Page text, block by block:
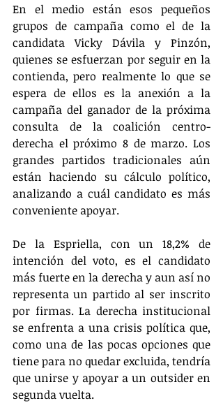
En el medio están esos pequeños
grupos de campaña como el de la
candidata Vicky Dávila y Pinzón,
quienes se esfuerzan por seguir en la
contienda, pero realmente lo que se
espera de ellos es la anexión a la
campaña del ganador de la próxima
consulta de la coalición centro-
derecha el próximo 8 de marzo. Los
grandes partidos tradicionales aún
están haciendo su cálculo político,
analizando a cuál candidato es más
conveniente apoyar.
De la Espriella, con un 18,2% de
intención del voto, es el candidato
más fuerte en la derecha y aun así no
representa un partido al ser inscrito
por firmas. La derecha institucional
se enfrenta a una crisis política que,
como una de las pocas opciones que
tiene para no quedar excluida, tendría
que unirse y apoyar a un outsider en
segunda vuelta.